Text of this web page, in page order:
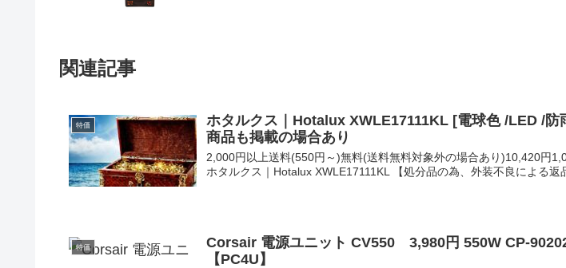
関連記事
特価
ホタルクス｜Hotalux XWLE17111KL [電球色 /LED /防
商品も掲載の場合あり
2,000円以上送料(550円～)無料(送料無料対象外の場合あり)10,420円
ホタルクス｜Hotalux XWLE17111KL 【処分品の為、外装不良による返
特価
Corsair 電源ユニット CV550 3,980円 550W CP-
【PC4U】